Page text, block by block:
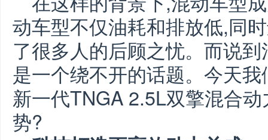
动车型不仅油耗和排放低,同
了很多人的后顾之忧。而说
是一个绕不开的话题。今天
新一代TNGA 2.5L双擎混合
势?